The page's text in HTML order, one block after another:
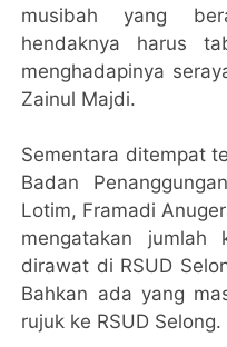
musibah yang
hendaknya harus
menghadapinya
Zainul Majdi.
Sementara ditempat
Badan
Lotim, Framadi
mengatakan jumlah
dirawat di RSUD
Bahkan ada yang
rujuk ke RSUD Selong.